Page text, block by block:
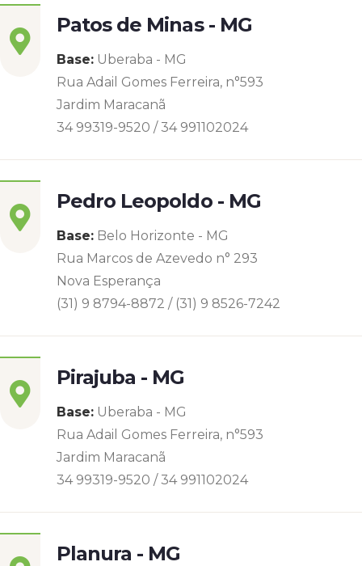
Patos de Minas - MG
Base: Uberaba - MG
Rua Adail Gomes Ferreira, n°593
Jardim Maracanã
34 99319-9520 / 34 991102024
Pedro Leopoldo - MG
Base: Belo Horizonte - MG
Rua Marcos de Azevedo n° 293
Nova Esperança
(31) 9 8794-8872 / (31) 9 8526-7242
Pirajuba - MG
Base: Uberaba - MG
Rua Adail Gomes Ferreira, n°593
Jardim Maracanã
34 99319-9520 / 34 991102024
Planura - MG